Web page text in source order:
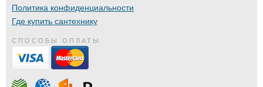
Политика конфиденциальности
Где купить сантехнику
СПОСОБЫ ОПЛАТЫ